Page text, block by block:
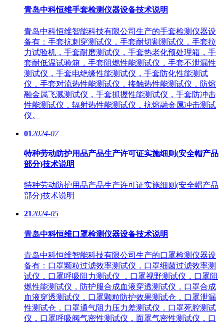
青岛中科恒维手套检测仪器设备技术说明
青岛中科恒维智能科技有限公司生产的手套检测仪器设
备有：手套抗刺穿测试仪，手套耐切割测试仪，手套拉
力试验机，手套耐磨测试仪，手套热老化预处理箱，手
套耐低温试验箱，手套阻燃性能测试仪，手套不泄漏性
测试仪，手套电绝缘性能测试仪，手套防化性能测试
仪，手套对流热性能测试仪，接触热性能测试仪，防熔
融金属飞溅测试仪，手套抓握性能测试仪，手套防冲击
性能测试仪，辐射热性能测试仪，抗熔融金属冲击测试
仪。
012024-07
特种劳动防护用品产品生产许可证实施细则(安全帽产品
部分)技术说明
特种劳动防护用品产品生产许可证实施细则(安全帽产品
部分)技术说明
212024-05
青岛中科恒维口罩检测仪器设备技术说明
青岛中科恒维智能科技有限公司生产的口罩检测仪器设
备有：口罩颗粒过滤效率测试仪，口罩细菌过滤效率测
试仪，口罩呼吸阻力测试仪 ，口罩视野测试仪，口罩阻
燃性能测试仪，防护服合成血液穿透测试仪，口罩合成
血液穿透测试仪，口罩颗粒防护效果测试仓，口罩泄漏
性测试仓，口罩通气阻力压力差测试仪，口罩死腔测试
仪，口罩呼吸阀气密性测试仪，面罩气密性测试仪，口